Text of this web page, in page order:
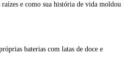
raízes e como sua história de vida moldou
baterias com latas de doce e